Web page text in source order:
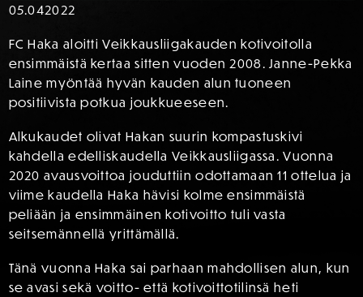
05.042022
FC Haka aloitti Veikkausliigakauden kotivoitolla
ensimmäistä kertaa sitten vuoden 2008. Janne-Pekka
Laine myöntää hyvän kauden alun tuoneen
positiivista potkua joukkueeseen.
Alkukaudet olivat Hakan suurin kompastuskivi
kahdella edelliskaudella Veikkausliigassa. Vuonna
2020 avausvoittoa jouduttiin odottamaan 11 ottelua ja
viime kaudella Haka hävisi kolme ensimmäistä
peliään ja ensimmäinen kotivoitto tuli vasta
seitsemännellä yrittämällä.
Tänä vuonna Haka sai parhaan mahdollisen alun, kun
se avasi sekä voitto- että kotivoittotilinsä heti